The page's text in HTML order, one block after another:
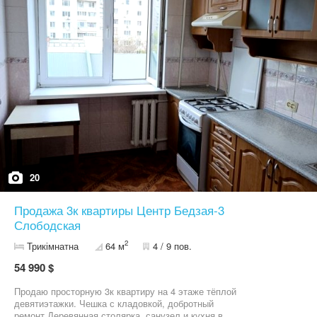
Ціна 45 000$ можливий продаж по держ програмам.
20
Продажа 3к квартиры Центр Бедзая-3
Слободская
Трикімнатна 64 м2 4 / 9 пов.
54 990 $
Продаю просторную 3к квартиру на 4 этаже тёплой
девятиэтажки. Чешка с кладовкой, добротный